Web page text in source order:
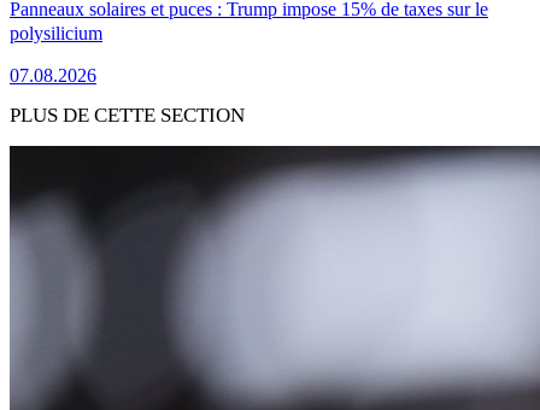
Panneaux solaires et puces : Trump impose 15% de taxes sur le
polysilicium
07.08.2026
PLUS DE CETTE SECTION